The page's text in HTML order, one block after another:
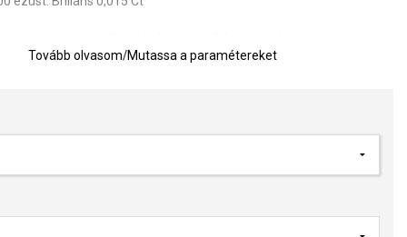
Rendeléskor a megjegyzésben jelölje meg a betűtípust, a
banki átutalással. A karikagyűrűk kötelező érvénnyel
kerülnek és gyártásba kerülnek, miután a fizetés jóváírásra kerül a
Tovább olvasom/Mutassa a paramétereket